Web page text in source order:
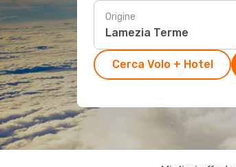
Origine
Cerca Volo + Hotel